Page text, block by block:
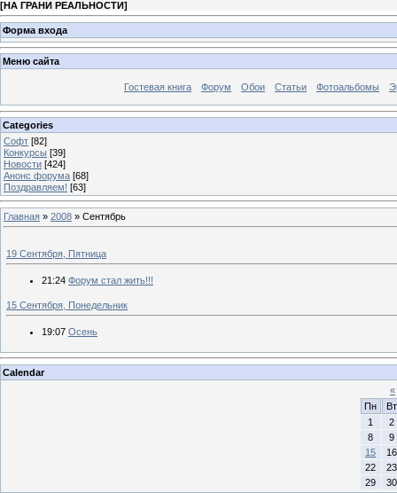
[НА ГРАНИ РЕАЛЬНОСТИ]
Форма входа
Меню сайта
Гостевая книга Форум Обои Статьи Фотоальбомы
Categories
Софт [82]
Конкурсы [39]
Новости [424]
Анонс форума [68]
Поздравляем! [63]
Главная » 2008 » Сентябрь
19 Сентября, Пятница
21:24 Форум стал жить!!!
15 Сентября, Понедельник
19:07 Осень
Calendar
«
Пн
Вт
1
2
8
9
15
16
22
23
29
30